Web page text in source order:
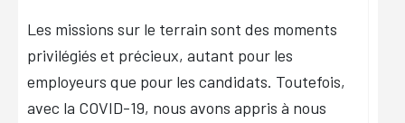
Les missions sur le terrain sont des moments
privilégiés et précieux, autant pour les
employeurs que pour les candidats. Toutefois,
avec la COVID-19, nous avons appris à nous